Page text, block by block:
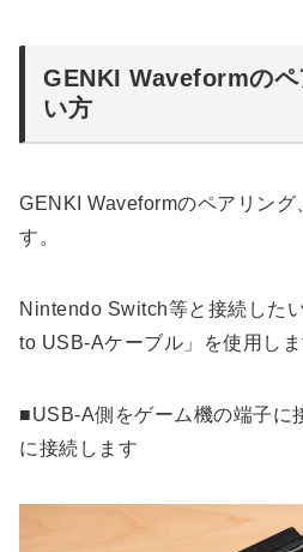
GENKI Waveformのペ
い方
GENKI Waveformのペアリング
す。
Nintendo Switch等と接続した
to USB-Aケーブル」を使用しま
■USB-A側をゲーム機の端子に
に接続します